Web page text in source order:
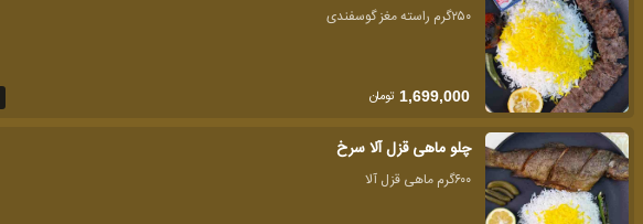
۲۵۰گرم راسته مغز گوسفندی
1,699,000 تومان
چلو ماهی قزل آلا سرخ
۶۰۰گرم ماهی قزل آلا